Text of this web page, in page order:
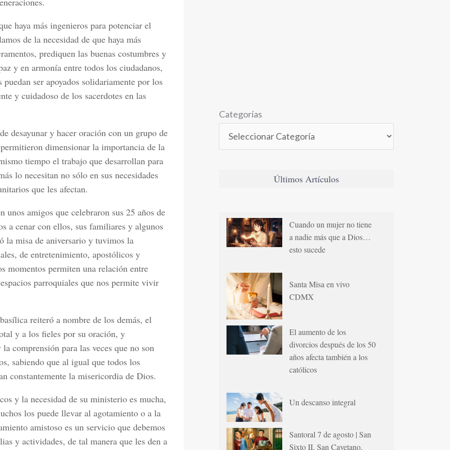
haya más ingenieros para potenciar el
de la necesidad de que haya más
prediquen las buenas costumbres y
y en armonía entre todos los ciudadanos,
ser apoyados solidariamente por los
y cuidadoso de los sacerdotes en las
desayunar y hacer oración con un grupo de
dimensionar la importancia de la
tiempo el trabajo que desarrollan para
lo necesitan no sólo en sus necesidades
que les afectan.
unos amigos que celebraron sus 25 años de
a cenar con ellos, sus familiares y algunos
la misa de aniversario y tuvimos la
de entretenimiento, apostólicos y
momentos permiten una relación entre
parroquiales que nos permite vivir
reiteró a nombre de los demás, el
y a los fieles por su oración, y
comprensión para las veces que no son
sabiendo que al igual que todos los
constantemente la misericordia de Dios.
y la necesidad de su ministerio es mucha,
los puede llevar al agotamiento o a la
amistoso es un servicio que debemos
y actividades, de tal manera que les den a
Categorías
Últimos Artículos
Cuando un mujer no tiene
a nadie más que a Dios…
esto sucede
Santa Misa en vivo
CDMX
El aumento de los
divorcios después de los 50
años afecta también a los
católicos
Un descanso integral
Santoral 7 de agosto | San
Sixto II, San Cayetano,